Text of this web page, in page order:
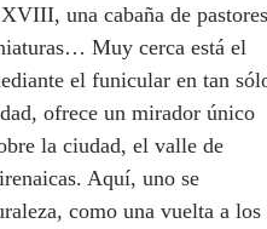
una cabaña de
Muy cerca está el
el funicular en tan
ofrece un mirador único
la ciudad, el valle de
Aquí, uno se
como una vuelta a los